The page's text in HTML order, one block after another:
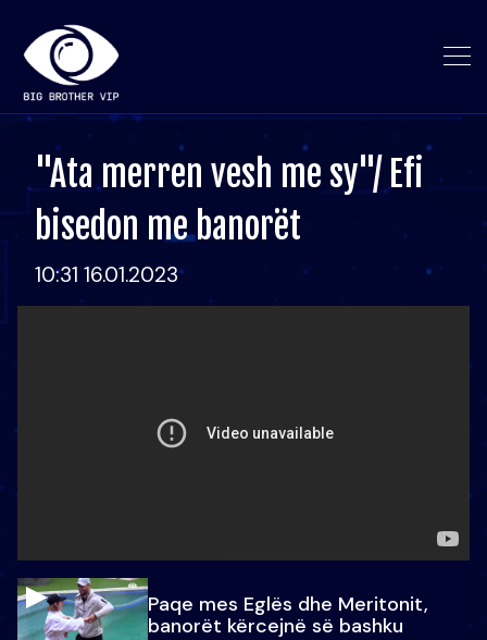
"Ata merren vesh me sy"/ Efi
bisedon me banorët
10:31 16.01.2023
Paqe mes Eglës dhe Meritonit,
banorët kërcejnë së bashku